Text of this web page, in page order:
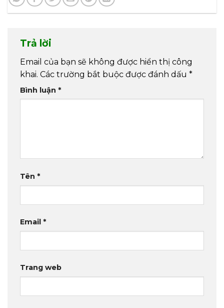
Trả lời
Email của bạn sẽ không được hiển thị công
khai. Các trường bắt buộc được đánh dấu *
Bình luận *
Tên *
Email *
Trang web